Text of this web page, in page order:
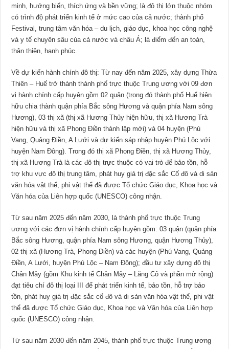
minh, hướng biển, thích ứng và bền vững; là đô thị lớn thuộc nhóm
có trình độ phát triển kinh tế ở mức cao của cả nước; thành phố
Festival, trung tâm văn hóa – du lịch, giáo dục, khoa học công nghệ
và y tế chuyên sâu của cả nước và châu Á; là điểm đến an toàn,
thân thiện, hạnh phúc.
Về dự kiến hành chính đô thị: Từ nay đến năm 2025, xây dựng Thừa
Thiên – Huế trở thành thành phố trực thuộc Trung ương với 09 đơn
vị hành chính cấp huyện gồm 02 quận (trong đó thành phố Huế hiện
hữu chia thành quận phía Bắc sông Hương và quận phía Nam sông
Hương), 03 thị xã (thị xã Hương Thủy hiện hữu, thị xã Hương Trà
hiện hữu và thị xã Phong Điền thành lập mới) và 04 huyện (Phú
Vang, Quảng Điền, A Lưới và dự kiến sáp nhập huyện Phú Lộc với
huyện Nam Đông). Trong đó thị xã Phong Điền, thị xã Hương Thủy,
thị xã Hương Trà là các đô thị trực thuộc có vai trò để bảo tồn, hỗ
trợ khu vực đô thị trung tâm, phát huy giá trị đặc sắc Cố đô và di sản
văn hóa vật thể, phi vật thể đã được Tổ chức Giáo dục, Khoa học và
Văn hóa của Liên hợp quốc (UNESCO) công nhận.
Từ sau năm 2025 đến năm 2030, là thành phố trực thuộc Trung
ương với các đơn vị hành chính cấp huyện gồm: 03 quận (quận phía
Bắc sông Hương, quận phía Nam sông Hương, quận Hương Thủy),
02 thị xã (Hương Trà, Phong Điền) và các huyện (Phú Vang, Quảng
Điền, A Lưới, huyện Phú Lộc – Nam Đông); đầu tư xây dựng đô thị
Chân Mây (gồm Khu kinh tế Chân Mây – Lăng Cô và phần mở rộng)
đạt tiêu chí đô thị loại III để phát triển kinh tế, bảo tồn, hỗ trợ bảo
tồn, phát huy giá trị đặc sắc cố đô và di sản văn hóa vật thể, phi vật
thể đã được Tổ chức Giáo dục, Khoa học và Văn hóa của Liên hợp
quốc (UNESCO) công nhận.
Từ sau năm 2030 đến năm 2045, thành phố trực thuộc Trung ương